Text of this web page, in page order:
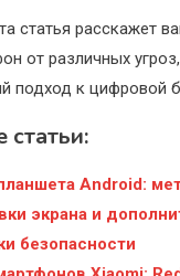
статья расскажет
от различных
подход к цифровой
Android:
экрана и
безопасности